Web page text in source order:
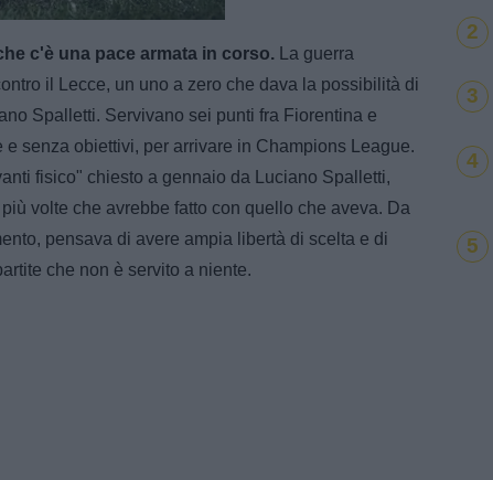
Loaded
100.00%
c'è una pace armata in corso.
La guerra
il Lecce, un uno a zero che dava la possibilità di
Spalletti. Servivano sei punti fra Fiorentina e
senza obiettivi, per arrivare in Champions League.
fisico" chiesto a gennaio da Luciano Spalletti,
volte che avrebbe fatto con quello che aveva. Da
pensava di avere ampia libertà di scelta e di
che non è servito a niente.
2
3
4
5